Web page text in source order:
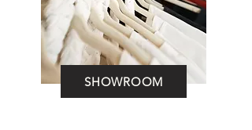
SHOWROOM